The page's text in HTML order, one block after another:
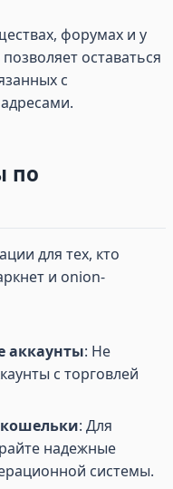
форумах и у
оставаться
с
по
для тех, кто
и onion-
аккаунты: Не
с торговлей
: Для
надежные
системы.